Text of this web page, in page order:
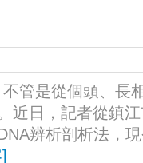
是從個頭、長相
近日，記者從鎮
辨析剖析法，
]